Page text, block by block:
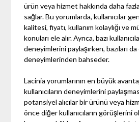
ürün veya hizmet hakkında daha
sağlar. Bu yorumlarda, kullanıcılar
kalitesi, fiyatı, kullanım kolaylığı ve
konuları ele alır. Ayrıca, bazı
deneyimlerini paylaşırken, bazıları
deneyimlerinden bahseder.
Lacinia yorumlarının en büyük
kullanıcıların deneyimlerini
potansiyel alıcılar bir ürünü veya
önce diğer kullanıcıların görüşlerini